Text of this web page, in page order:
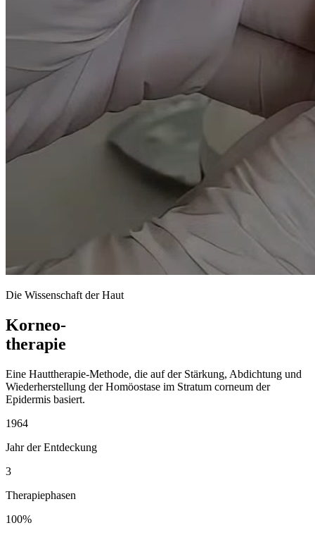
Die Wissenschaft der Haut
Korneo-
therapie
Eine Hauttherapie-Methode, die auf der Stärkung, Abdichtung und
Wiederherstellung der Homöostase im Stratum corneum der
Epidermis basiert.
1964
Jahr der Entdeckung
3
Therapiephasen
100%